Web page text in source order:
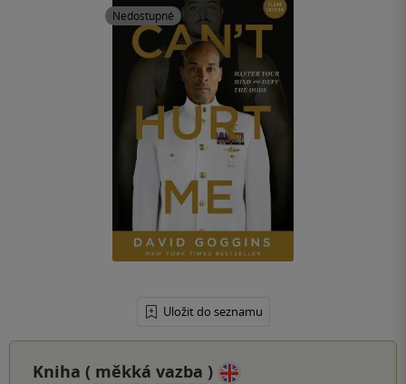
Nedostupné
Uložit do seznamu
Kniha ( měkká vazba )